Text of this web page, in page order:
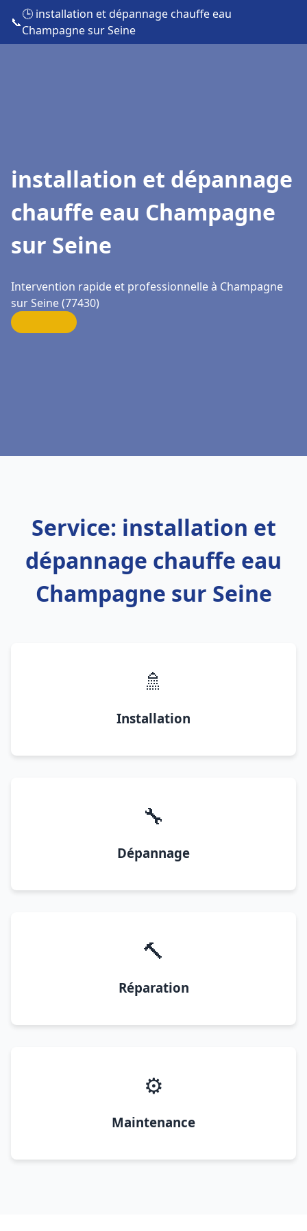
📞
🕒 installation et dépannage chauffe eau
Champagne sur Seine
installation et dépannage
chauffe eau Champagne
sur Seine
Intervention rapide et professionnelle à Champagne
sur Seine (77430)
Service: installation et
dépannage chauffe eau
Champagne sur Seine
🚿
Installation
🔧
Dépannage
🔨
Réparation
⚙️
Maintenance